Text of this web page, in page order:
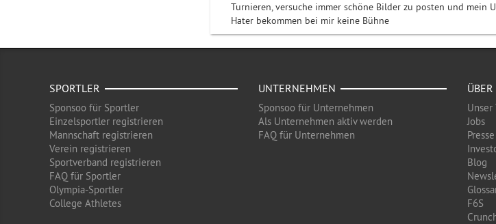
Turnieren, versuche immer schöne Bilder zu posten und mein
Hater bekommen bei mir keine Bühne
SPORTLER
Sponsoo für Sportler
Einzelsportler registrieren
Mannschaft registrieren
Verein registrieren
Sportverband registrieren
FAQ für Sportler
Olympia-Sportler
College Athletes
UNTERNEHMEN
Sponsoo für Unternehmen
Als Unternehmen aktiv werden
FAQ für Unternehmen
Unser
Jobs
Blog
F6S